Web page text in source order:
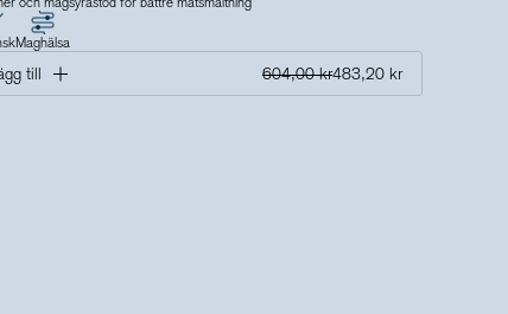
Maghälsa
till 604,00 kr483,20 kr